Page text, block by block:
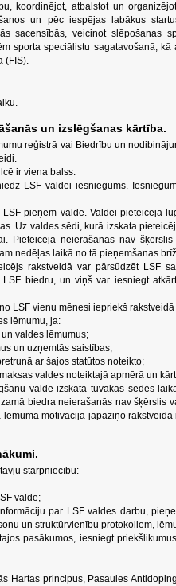
koordinējot, atbalstot un
un pēc iespējas labākus
sacensībās, veicinot slēpošanas
sporta speciālistu sagatavošanā,
(FIS).
un izslēgšanas kārtība.
reģistrā vai Biedrību un
ir viena balss.
LSF valdei iesniegums.
pieņem valde. Valdei pieteicēja
Uz valdes sēdi, kurā izskata
Pieteicēja neierašanās nav
nedēļas laikā no tā pieņemšanas
rakstveidā var pārsūdzēt LSF
biedru, un viņš var iesniegt
LSF vienu mēnesi iepriekš
lēmumu, ja:
valdes lēmumus;
un uzņemtās saistības;
ar šajos statūtos noteikto;
valdes noteiktajā apmērā un
valde izskata tuvākās sēdes
biedra neierašanās nav šķērslis
motivācija jāpaziņo
starpniecību:
valdē;
par LSF valdes darbu,
un struktūrvienību protokoliem,
pasākumos, iesniegt
Hartas principus, Pasaules